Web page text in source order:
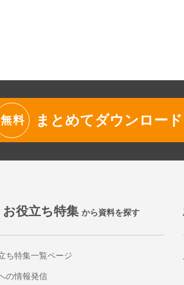
無料 まとめてダウンロード
お役立ち特集 から資料を探す
ち特集一覧ページ
の情報発信